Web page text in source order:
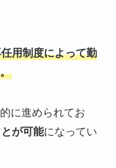
用制度によって勤
に進められてお
が可能になってい